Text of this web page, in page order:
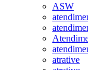
ASW
atrative